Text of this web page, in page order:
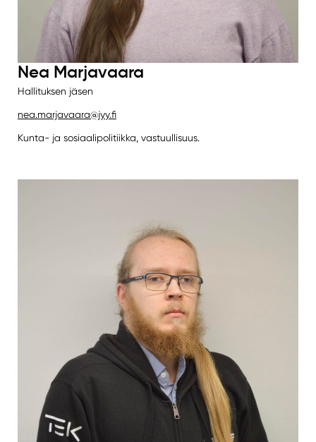
Nea Marjavaara
Hallituksen jäsen
nea.marjavaara@jyy.fi
Kunta- ja sosiaalipolitiikka, vastuullisuus.